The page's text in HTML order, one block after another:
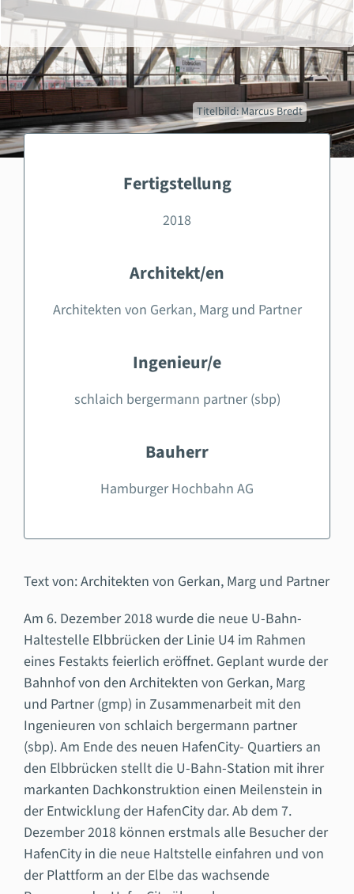
Titelbild: Marcus Bredt
Fertigstellung
2018
Architekt/en
Architekten von Gerkan, Marg und Partner
Ingenieur/e
schlaich bergermann partner (sbp)
Bauherr
Hamburger Hochbahn AG
Text von: Architekten von Gerkan, Marg und Partner
Am 6. Dezember 2018 wurde die neue U-Bahn-
Haltestelle Elbbrücken der Linie U4 im Rahmen
eines Festakts feierlich eröffnet. Geplant wurde der
Bahnhof von den Architekten von Gerkan, Marg
und Partner (gmp) in Zusammenarbeit mit den
Ingenieuren von schlaich bergermann partner
(sbp). Am Ende des neuen HafenCity- Quartiers an
den Elbbrücken stellt die U-Bahn-Station mit ihrer
markanten Dachkonstruktion einen Meilenstein in
der Entwicklung der HafenCity dar. Ab dem 7.
Dezember 2018 können erstmals alle Besucher der
HafenCity in die neue Haltstelle einfahren und von
der Plattform an der Elbe das wachsende